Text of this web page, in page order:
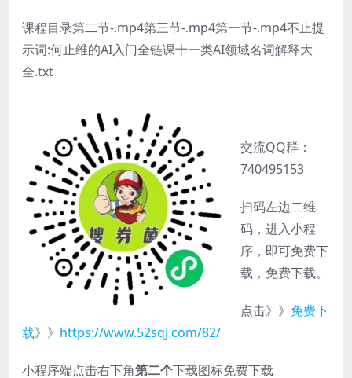
课程目录第二节-.mp4第三节-.mp4第一节-.mp4不止提
示词:何止维的AI入门全链课十一类AI领域名词解释大
全.txt
交流QQ群：
740495153
扫码左边二维
码，进入小程
序，即可免费下
载，免费下载。
点击》》 免费下
载》》 https://www.52sqj.com/82/
小程序端点击右下角第二个下载图标免费下载